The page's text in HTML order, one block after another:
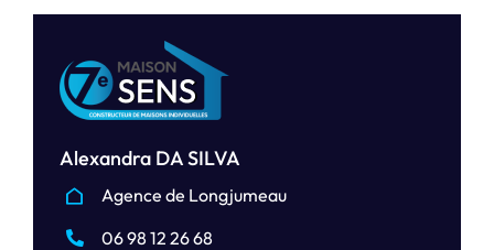
Alexandra DA SILVA
Agence de Longjumeau
06 98 12 26 68